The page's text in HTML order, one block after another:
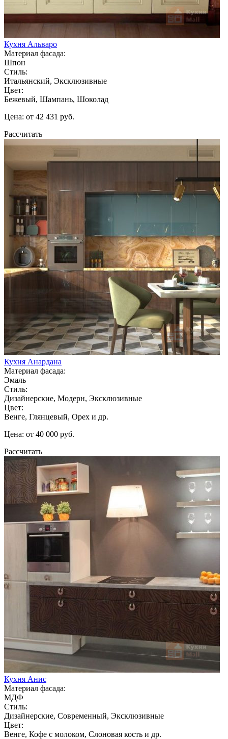
Кухня Альваро
Материал фасада:
Шпон
Стиль:
Итальянский, Эксклюзивные
Цвет:
Бежевый, Шампань, Шоколад
Цена: от 42 431 руб.
Рассчитать
Кухня Анардана
Материал фасада:
Эмаль
Стиль:
Дизайнерские, Модерн, Эксклюзивные
Цвет:
Венге, Глянцевый, Орех и др.
Цена: от 40 000 руб.
Рассчитать
Кухня Анис
Материал фасада:
МДФ
Стиль:
Дизайнерские, Современный, Эксклюзивные
Цвет:
Венге, Кофе с молоком, Слоновая кость и др.